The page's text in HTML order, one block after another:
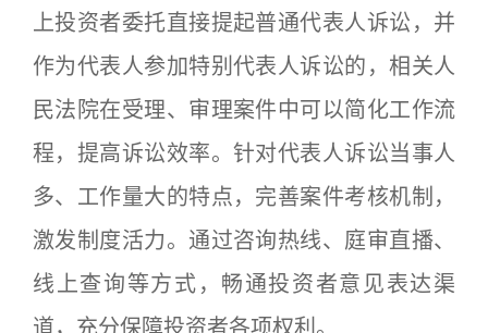
上投资者委托直接提起普通代表人诉讼，并
作为代表人参加特别代表人诉讼的，相关人
民法院在受理、审理案件中可以简化工作流
程，提高诉讼效率。针对代表人诉讼当事人
多、工作量大的特点，完善案件考核机制，
激发制度活力。通过咨询热线、庭审直播、
线上查询等方式，畅通投资者意见表达渠
道，充分保障投资者各项权利。